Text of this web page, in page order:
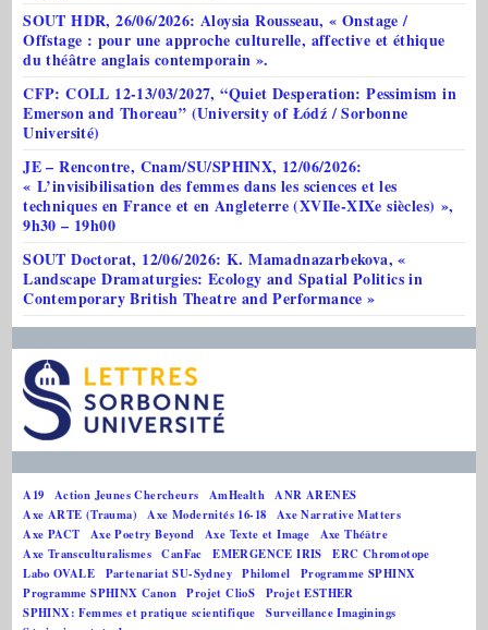
SOUT HDR, 26/06/2026: Aloysia Rousseau, « Onstage /
Offstage : pour une approche culturelle, affective et éthique
du théâtre anglais contemporain ».
CFP: COLL 12-13/03/2027, “Quiet Desperation: Pessimism in
Emerson and Thoreau” (University of Łódź / Sorbonne
Université)
JE – Rencontre, Cnam/SU/SPHINX, 12/06/2026:
« L’invisibilisation des femmes dans les sciences et les
techniques en France et en Angleterre (XVIIe-XIXe siècles) »,
9h30 – 19h00
SOUT Doctorat, 12/06/2026: K. Mamadnazarbekova, «
Landscape Dramaturgies: Ecology and Spatial Politics in
Contemporary British Theatre and Performance »
A19 Action Jeunes Chercheurs AmHealth ANR ARENES
Axe ARTE (Trauma)
Axe Modernités 16-18
Axe Narrative Matters
Axe PACT
Axe Poetry Beyond Axe Texte et Image
Axe Théâtre
Axe Transculturalismes CanFac EMERGENCE IRIS
ERC Chromotope
Labo OVALE
Partenariat SU-Sydney Philomel
Programme SPHINX
Programme SPHINX Canon Projet ClioS
Projet ESTHER
SPHINX: Femmes et pratique scientifique
Surveillance Imaginings